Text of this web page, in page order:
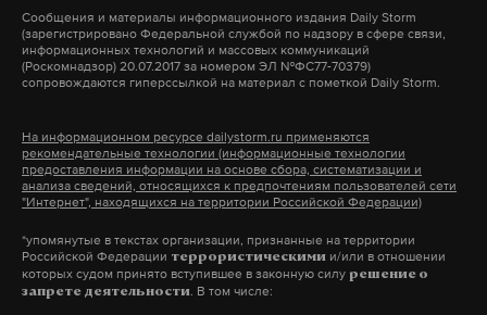
утверждает: число раненых увеличилось до 40.
Официально эта информация не подтверждена.
РФ Алексей Кузнецов. По его словам, всего в
результате ЧП были госпитализированы восемь
По данным МЧС, ночью в результате
комбинированного массированного удара
Сообщения и материалы информационного издания Daily Storm
(зарегистрировано Федеральной службой по надзору в сфере связи,
информационных технологий и массовых коммуникаций
(Роскомнадзор) 20.07.2017 за номером ЭЛ №ФС77-70379)
сопровождаются гиперссылкой на материал с пометкой Daily Storm.
На информационном ресурсе dailystorm.ru применяются
рекомендательные технологии (информационные технологии
предоставления информации на основе сбора, систематизации и
анализа сведений, относящихся к предпочтениям пользователей сети
"Интернет", находящихся на территории Российской Федерации)
*упомянутые в текстах организации, признанные на территории
Российской Федерации террористическими и/или в отношении
которых судом принято вступившее в законную силу решение о
запрете деятельности. В том числе: